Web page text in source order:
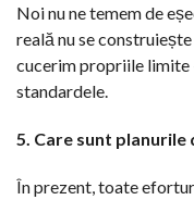
Noi nu ne temem de
reală nu se
cucerim propriile limite
standardele.
5. Care sunt planurile
În prezent, toate